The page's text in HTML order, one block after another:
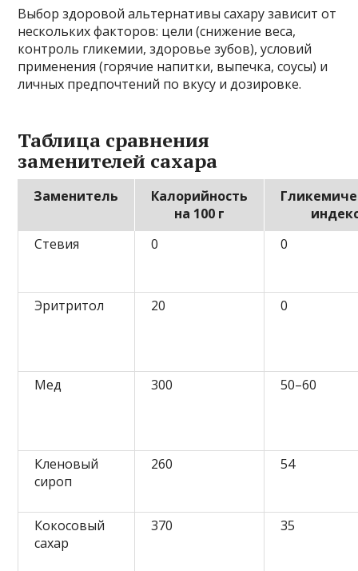
Выбор здоровой альтернативы сахару зависит от
нескольких факторов: цели (снижение веса,
контроль гликемии, здоровье зубов), условий
применения (горячие напитки, выпечка, соусы) и
личных предпочтений по вкусу и дозировке.
Таблица сравнения
заменителей сахара
Заменитель
Калорийность
на 100 г
Стевия
0 0
Эритритол 20 0
Мед 300 50–60
Кленовый
сироп
260 54
Кокосовый
сахар
370 35